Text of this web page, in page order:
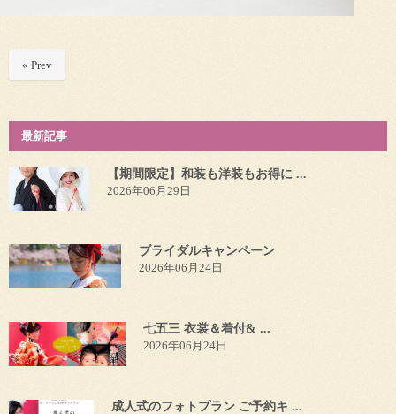
« Prev
最新記事
【期間限定】和装も洋装もお得に ...
2026年06月29日
ブライダルキャンペーン
2026年06月24日
七五三 衣裳＆着付& ...
2026年06月24日
成人式のフォトプラン ご予約キ ...